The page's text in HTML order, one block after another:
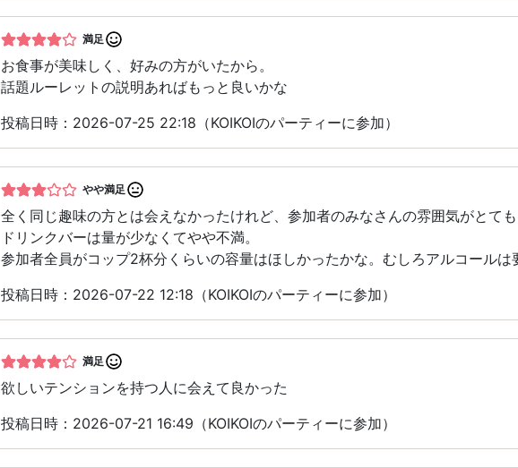
満足
お食事が美味しく、好みの方がいたから。
話題ルーレットの説明あればもっと良いかな
投稿日時：2026-07-25 22:18（KOIKOIのパーティーに参加）
やや満足
全く同じ趣味の方とは会えなかったけれど、参加者のみなさんの雰囲気がとて
ドリンクバーは量が少なくてやや不満。
参加者全員がコップ2杯分くらいの容量はほしかったかな。むしろアルコールは
投稿日時：2026-07-22 12:18（KOIKOIのパーティーに参加）
満足
欲しいテンションを持つ人に会えて良かった
投稿日時：2026-07-21 16:49（KOIKOIのパーティーに参加）